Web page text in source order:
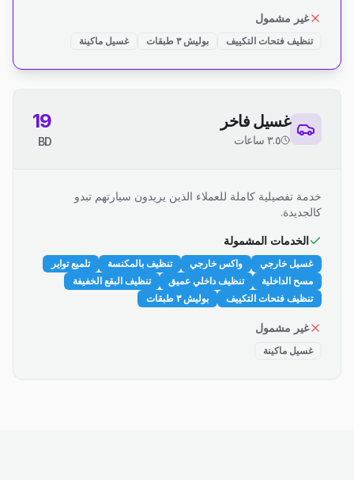
غير مشمول
تنظيف فتحات التكييف بوليش ٣ طبقات غسيل ماكينة
غسيل فاخر
٣.٥ ساعات
19
BD
خدمة تفصيلية كاملة للعملاء الذين يريدون سيارتهم تبدو
كالجديدة.
الخدمات المشمولة
غسيل خارجي واكس خارجي تنظيف بالمكنسة
تلميع تواير
مسح الداخلية
تنظيف داخلي عميق
تنظيف البقع الخفيفة
تنظيف فتحات التكييف
بوليش ٣ طبقات
غير مشمول
غسيل ماكينة